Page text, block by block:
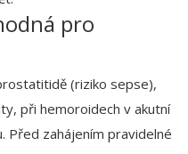
pro
(riziko sepse),
při hemoroidech v akutní
Před zahájením pravidelné